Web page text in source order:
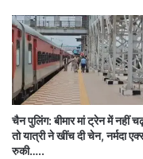
हैं।
इस बीच, सोमवार
नंबर-1 के पास
विस्फोट में 10 लोगों
हुए। जांच एजेंसियां अब
चैन पुलिंग: बीमार मां ट्रेन में नहीं
तो यात्री ने खींच दी चेन, नर्मदा
रुकी…..